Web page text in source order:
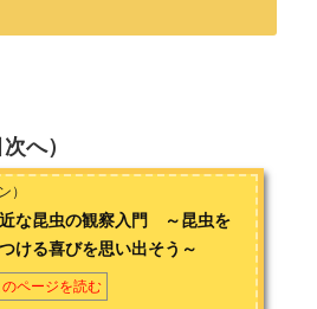
キゾチックアニマル」
成も手掛ける。お問い合わせはこちら
へ）
）
な昆虫の観察入門 ～昆虫を
ける喜びを思い出そう～
のページを読む